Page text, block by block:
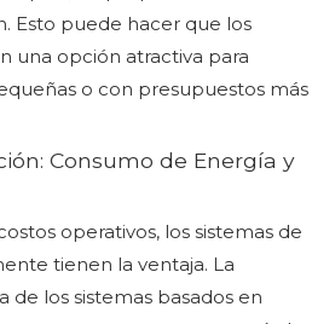
Esto puede hacer que los
una opción atractiva para
o con presupuestos más
Consumo de Energía y
operativos, los sistemas de
tienen la ventaja. La
de los sistemas basados ​​en